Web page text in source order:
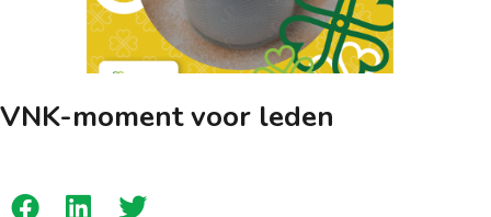
VNK-moment voor leden